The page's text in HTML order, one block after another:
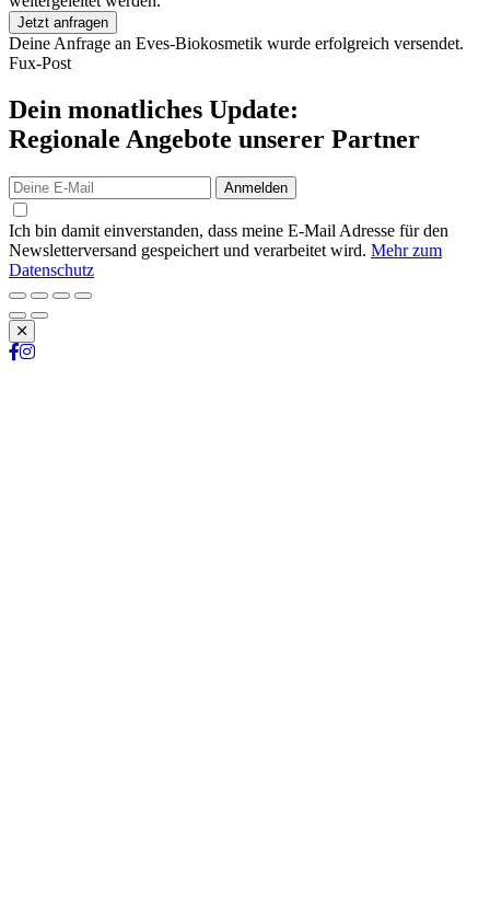
Jetzt anfragen
Deine Anfrage an Eves-Biokosmetik wurde erfolgreich versendet.
Fux-Post
Dein monatliches Update:
Regionale Angebote unserer Partner
Anmelden
Ich bin damit einverstanden, dass meine E-Mail Adresse für den
Newsletterversand gespeichert und verarbeitet wird. Mehr zum
Datenschutz
Schließen